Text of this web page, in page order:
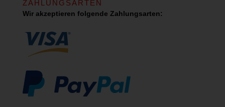
ZAHLUNGSARTEN
Wir akzeptieren folgende Zahlungsarten: